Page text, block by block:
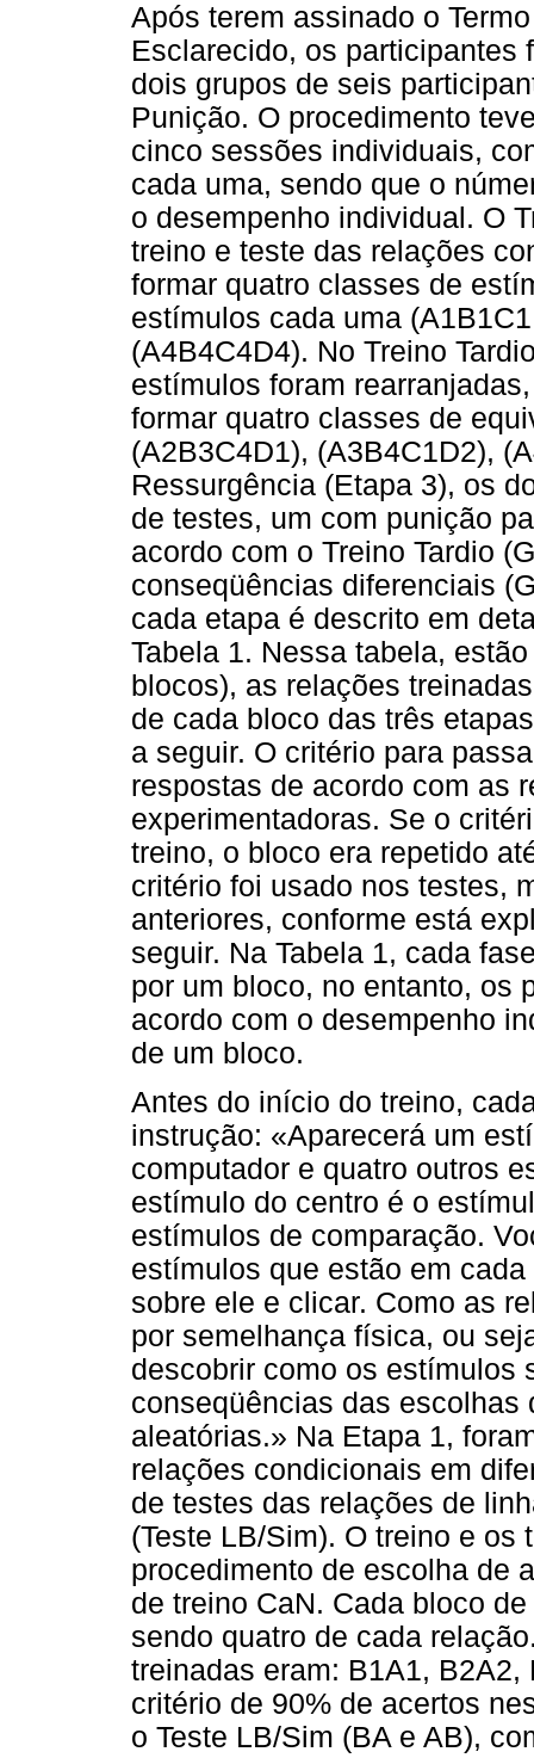
Após terem assinado o
Esclarecido, os participantes
dois grupos de seis
Punição. O procedimento
cinco sessões individuais,
cada uma, sendo que o
o desempenho individual. O
treino e teste das relações
formar quatro classes de
estímulos cada uma
(A4B4C4D4). No Treino
estímulos foram
formar quatro classes de
(A2B3C4D1), (A3B4C1D2),
Ressurgência (Etapa 3), os
de testes, um com punição
acordo com o Treino Tardio
conseqüências diferenciais
cada etapa é descrito em
Tabela 1. Nessa tabela,
blocos), as relações
de cada bloco das três
a seguir. O critério para
respostas de acordo com as
experimentadoras. Se o
treino, o bloco era repetido
critério foi usado nos testes,
anteriores, conforme está
seguir. Na Tabela 1, cada
por um bloco, no entanto, os
acordo com o desempenho
de um bloco.
Antes do início do treino,
instrução: «Aparecerá um
computador e quatro outros
estímulo do centro é o
estímulos de comparação.
estímulos que estão em
sobre ele e clicar. Como as
por semelhança física, ou
descobrir como os estímulos
conseqüências das escolhas
aleatórias.» Na Etapa 1,
relações condicionais em
de testes das relações de
(Teste LB/Sim). O treino e
procedimento de escolha de
de treino CaN. Cada bloco
sendo quatro de cada
treinadas eram: B1A1,
critério de 90% de acertos
o Teste LB/Sim (BA e AB),